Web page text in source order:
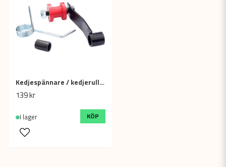
Kedjespännare / kedjerulle kullagrad - Universal, Cross / Fiddy
139 kr
I lager KÖP